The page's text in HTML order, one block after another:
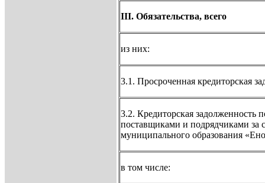
III. Обязательства, всего
из них:
3.1. Просроченная кредиторская
3.2. Кредиторская задолженность
поставщиками и подрядчиками за
муниципального образования
в том числе: